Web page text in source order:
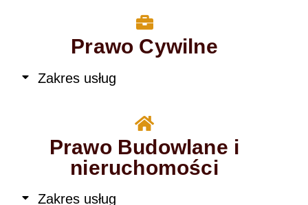
Prawo Cywilne
Zakres usług
Prawo Budowlane i
nieruchomości
Zakres usług